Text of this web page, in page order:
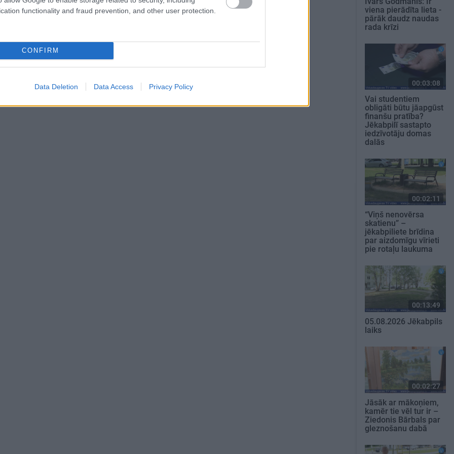
functionality and fraud prevention, and other user protection.
CONFIRM
Data Deletion Data Access Privacy Policy
viena pierādīta lieta -
pārāk daudz naudas
rada krīzi
00:03:08
Vai studentiem
obligāti būtu jāapgūst
finanšu pratība?
Jēkabpilī sastapto
iedzīvotāju domas
dalās
00:02:11
“Viņš nenovērsa
skatienu” –
jēkabpiliete brīdina
par aizdomīgu vīrieti
pie rotaļu laukuma
00:13:49
05.08.2026 Jēkabpils
laiks
00:02:27
Jāsāk ar mākoņiem,
kamēr tie vēl tur ir –
Ziedonis Bārbals par
gleznošanu dabā